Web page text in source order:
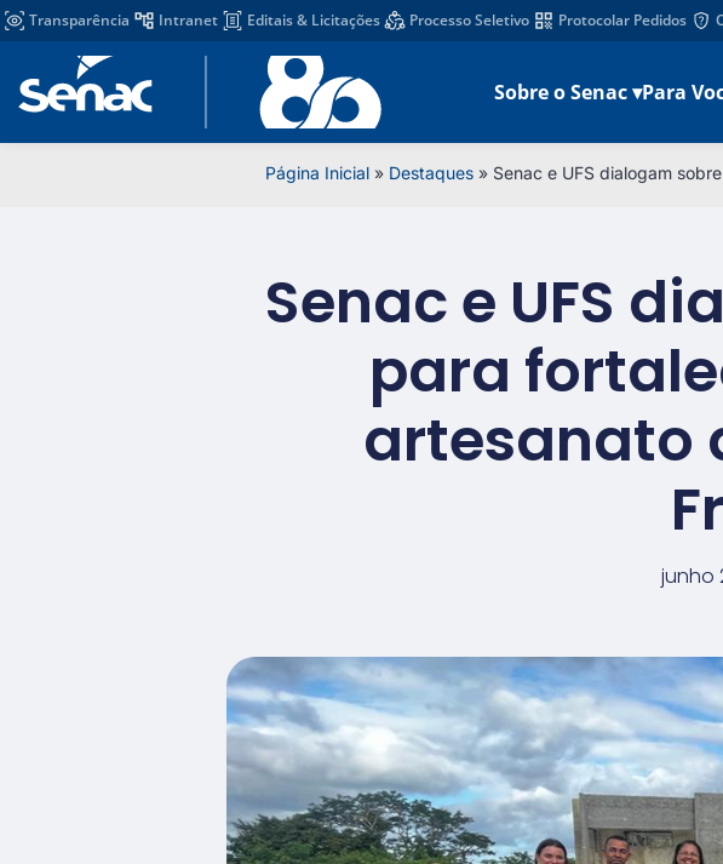
Transparência Intranet Editais & Licitações Processo Seletivo Protocolar Pedidos
Sobre o Senac ▾Para
Página Inicial » Destaques » Senac e UFS dialogam
Senac e UFS
para
artesanato
junho